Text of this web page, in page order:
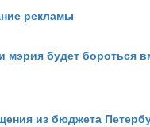
рекламы
будет бороться
из бюджета